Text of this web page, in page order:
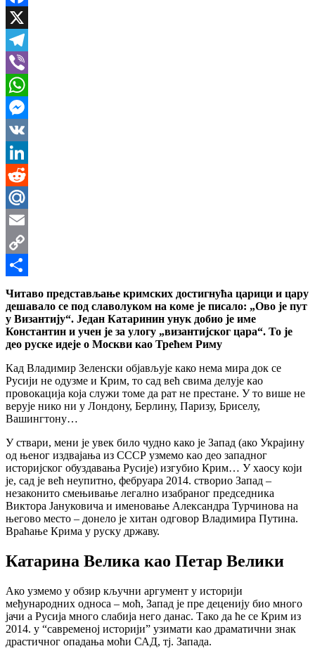
Facebook
X
Telegram
Viber
WhatsApp
Messenger
VK
LinkedIn
Reddit
Mail.Ru
Email
Copy
Link
Share
Читаво представљање кримских достигнућа царици и цару
дешавало се под славолуком на коме је писало: „Ово је пут
у Византију“. Један Катаринин унук добио је име
Константин и учен је за улогу „византијског цара“. То је
део руске идеје о Москви као Трећем Риму
Кад Владимир Зеленски објављује како нема мира док се
Русији не одузме и Крим, то сад већ свима делује као
провокација која служи томе да рат не престане. У то више не
верује нико ни у Лондону, Берлину, Паризу, Бриселу,
Вашингтону…
У ствари, мени је увек било чудно како је Запад (ако Украјину
од њеног издвајања из СССР узмемо као део западног
историјског обуздавања Русије) изгубио Крим… У хаосу који
је, сад је већ неупитно, фебруара 2014. створио Запад –
незаконито смењивање легално изабраног председника
Виктора Јануковича и именовање Александра Турчинова на
његово место – донело је хитан одговор Владимира Путина.
Враћање Крима у руску државу.
Катарина Велика као Петар Велики
Ако узмемо у обзир кључни аргумент у историји
међународних односа – моћ, Запад је пре деценију био много
јачи а Русија много слабија него данас. Тако да ће се Крим из
2014. у “савременој историји” узимати као драматични знак
драстичног опадања моћи САД, тј. Запада.